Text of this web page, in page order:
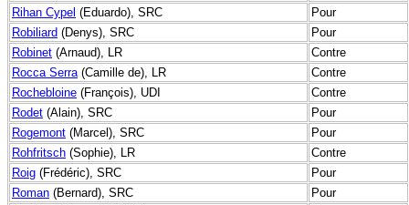
Rihan Cypel (Eduardo), SRC
Pour
Robiliard (Denys), SRC
Pour
Robinet (Arnaud), LR
Contre
Rocca Serra(Camille de), LR
Contre
Rochebloine (François), UDI
Contre
Rodet (Alain), SRC
Pour
Rogemont (Marcel), SRC
Pour
Rohfritsch (Sophie), LR
Contre
Roig (Frédéric), SRC
Pour
Roman (Bernard), SRC
Pour